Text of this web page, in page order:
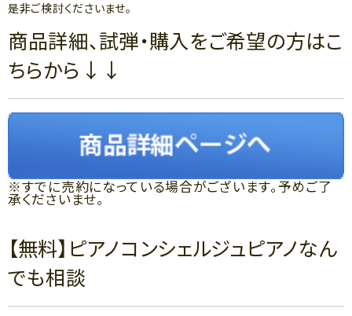
是非ご検討くださいませ。
商品詳細、試弾・購入をご希望の方はこ
ちらから↓↓
※すでに売約になっている場合がございます。予めご了
承くださいませ。
【無料】ピアノコンシェルジュピアノなん
でも相談